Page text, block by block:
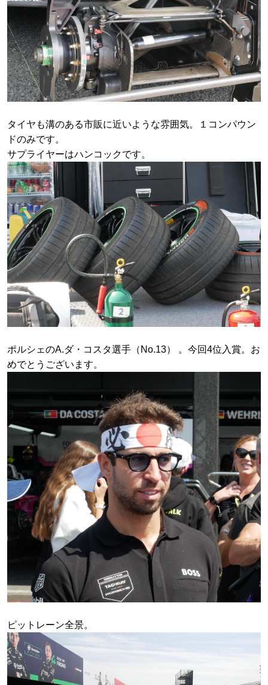
タイヤも溝のある市販に近いような雰囲気。１コンパウン
ドのみです。
サプライヤーはハンコックです。
ポルシェのA.ダ・コスタ選手（No.13） 。今回4位入賞。お
めでとうございます。
ピットレーン全景。